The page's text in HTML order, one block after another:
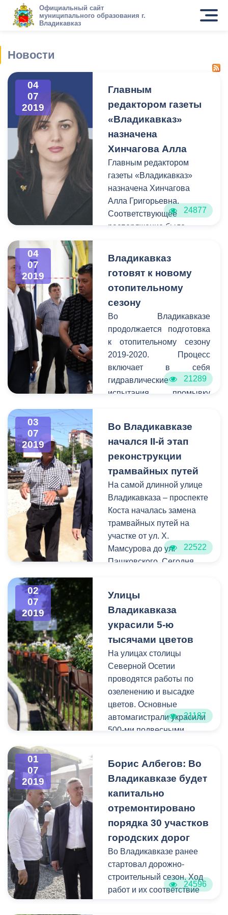
Официальный сайт
муниципального образования г.
Владикавказ
Новости
04
07
2019
Главным
редактором газеты
«Владикавказ»
назначена
Хинчагова Алла
Главным редактором
газеты «Владикавказ»
назначена Хинчагова
Алла Григорьевна.
Соответствующее
распоряжение было
Албеговым Б.Х.
24877
04
07
2019
Владикавказ
готовят к новому
отопительному
сезону
Во Владикавказе
продолжается подготовка
к отопительному сезону
2019-2020. Процесс
включает в себя
гидравлические
испытания, промывку
В текущем году
обновлению подлежат
более 50 объектов
теплоснабжения—
происходит монтаж
современного
оборудования и замена
теплотрасс для
улучшения качества
подачи отопления в
многоквартирные дома и
21289
03
07
2019
Во Владикавказе
начался II-й этап
реконструкции
трамвайных путей
На самой длинной улице
Владикавказа – проспекте
Коста началась замена
трамвайных путей на
участке от ул. Х.
Мамсурова до ул.
Пашковского. Сегодня
г. Владикавказ Борис
Албегов
проинспектировал ход
проводимых работ. На
указанном отрезке
автомагистрали
планируется полностью
обновить трамвайные
рельсы и межрельсовое
полотно.
22522
02
07
2019
Улицы
Владикавказа
украсили 5-ю
тысячами цветов
На улицах столицы
Северной Осетии
проводятся работы по
озеленению и высадке
цветов. Основные
автомагистрали украсили
500-ми подвесными
саженцев цинерария и
тагетиса.
21187
01
07
2019
Борис Албегов: Во
Владикавказе будет
капитально
отремонтировано
порядка 30 участков
городских дорог
Во Владикавказе ранее
стартовал дорожно-
строительный сезон. Ход
работ и их соответствие
24596